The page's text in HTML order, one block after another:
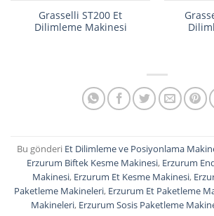
Grasselli ST200 Et
Dilimleme Makinesi
Bu gönderi Et Dilimleme ve Posiyonlama
Erzurum Biftek Kesme Makinesi, Erzurum
Makinesi, Erzurum Et Kesme Makinesi,
Paketleme Makineleri, Erzurum Et Paketleme
Makineleri, Erzurum Sosis Paketleme